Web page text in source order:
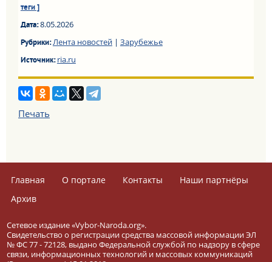
теги ]
Дата:8.05.2026
Рубрики:Лента новостей| Зарубежье
Источник:ria.ru
Печать
Главная О портале Контакты
Наши партнёры
Архив
Сетевое издание «Vybor-Naroda.org».
Свидетельство о регистрации средства массовой информации ЭЛ
№ ФС 77 - 72128, выдано Федеральной службой по надзору в сфере
связи, информационных технологий и массовых коммуникаций